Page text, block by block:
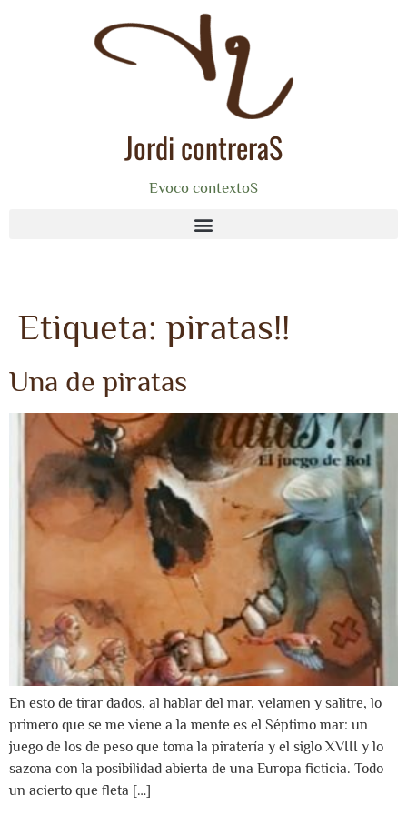
Jordi contreraS
Evoco contextoS
Etiqueta:piratas!!
Una de piratas
En esto de tirar dados, al hablar del mar, velamen y salitre, lo
primero que se me viene a la mente es el Séptimo mar: un
juego de los de peso que toma la piratería y el siglo XVIII y lo
sazona con la posibilidad abierta de una Europa ficticia. Todo
un acierto que fleta […]